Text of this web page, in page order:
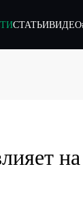
СТАТЬИВИДЕО